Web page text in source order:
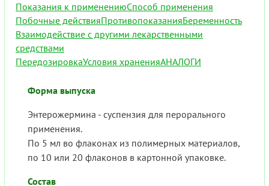
Показания к применениюСпособ применения
Побочные действияПротивопоказанияБеременность
Взаимодействие с другими лекарственными
средствами
ПередозировкаУсловия храненияАНАЛОГИ
Форма выпуска
Энтерожермина - суспензия для перорального
применения.
По 5 мл во флаконах из полимерных материалов,
по 10 или 20 флаконов в картонной упаковке.
Состав